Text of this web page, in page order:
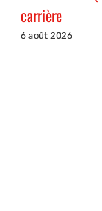
carrière
6 août 2026